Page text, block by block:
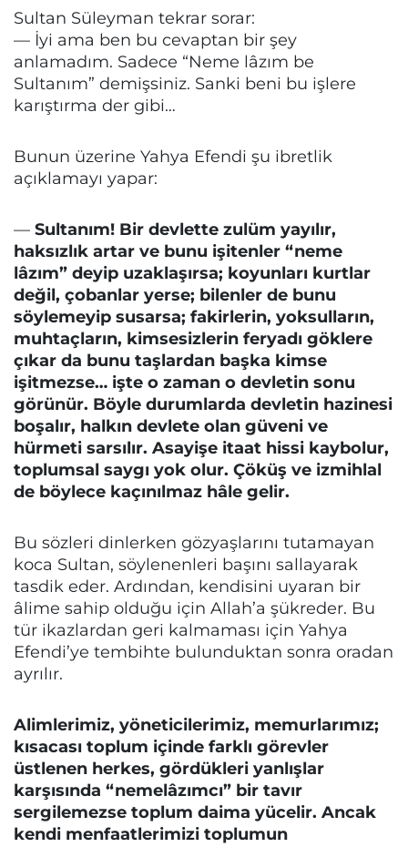
Sultan Süleyman tekrar sorar:
— İyi ama ben bu cevaptan bir şey
anlamadım. Sadece “Neme lâzım be
Sultanım” demişsiniz. Sanki beni bu işlere
karıştırma der gibi…
Bunun üzerine Yahya Efendi şu ibretlik
açıklamayı yapar:
— Sultanım! Bir devlette zulüm yayılır,
haksızlık artar ve bunu işitenler “neme
lâzım” deyip uzaklaşırsa; koyunları kurtlar
değil, çobanlar yerse; bilenler de bunu
söylemeyip susarsa; fakirlerin, yoksulların,
muhtaçların, kimsesizlerin feryadı göklere
çıkar da bunu taşlardan başka kimse
işitmezse… işte o zaman o devletin sonu
görünür. Böyle durumlarda devletin hazinesi
boşalır, halkın devlete olan güveni ve
hürmeti sarsılır. Asayişe itaat hissi kaybolur,
toplumsal saygı yok olur. Çöküş ve izmihlal
de böylece kaçınılmaz hâle gelir.
Bu sözleri dinlerken gözyaşlarını tutamayan
koca Sultan, söylenenleri başını sallayarak
tasdik eder. Ardından, kendisini uyaran bir
âlime sahip olduğu için Allah’a şükreder. Bu
tür ikazlardan geri kalmaması için Yahya
Efendi’ye tembihte bulunduktan sonra oradan
ayrılır.
Alimlerimiz, yöneticilerimiz, memurlarımız;
kısacası toplum içinde farklı görevler
üstlenen herkes, gördükleri yanlışlar
karşısında “nemelâzımcı” bir tavır
sergilemezse toplum daima yücelir. Ancak
kendi menfaatlerimizi toplumun